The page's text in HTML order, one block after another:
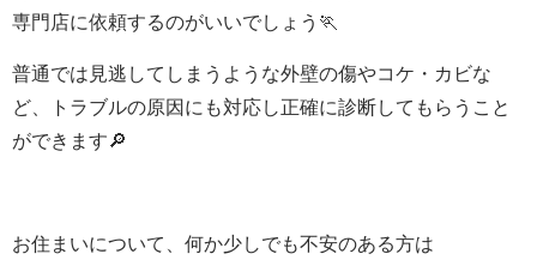
専門店に依頼するのがいいでしょう🏃
普通では見逃してしまうような外壁の傷やコケ・カビな
ど、トラブルの原因にも対応し正確に診断してもらうこと
ができます🔎
お住まいについて、何か少しでも不安のある方は